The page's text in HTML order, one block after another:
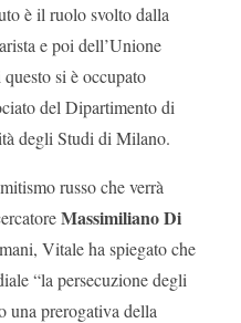
è il ruolo svolto dalla
e poi dell’Unione
si è occupato
del Dipartimento di
degli Studi di Milano.
russo che verrà
Massimiliano Di
Vitale ha spiegato che
“la persecuzione degli
una prerogativa della